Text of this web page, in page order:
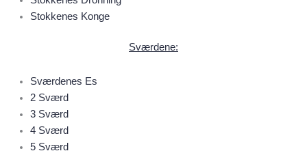
Stokkenes Konge
Sværdene:
Sværdenes Es
2 Sværd
3 Sværd
4 Sværd
5 Sværd